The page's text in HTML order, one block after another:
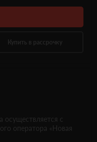
Купить в рассрочку
осуществляется с
оператора «Новая